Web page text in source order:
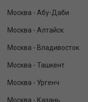
Москва - Абу-Даби
Москва - Алтайск
Москва - Владивосток
Москва - Ташкент
Москва - Ургенч
Москва - Казань